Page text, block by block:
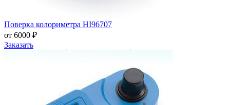
Поверка колориметра HI96707
от 6000 ₽
Заказать